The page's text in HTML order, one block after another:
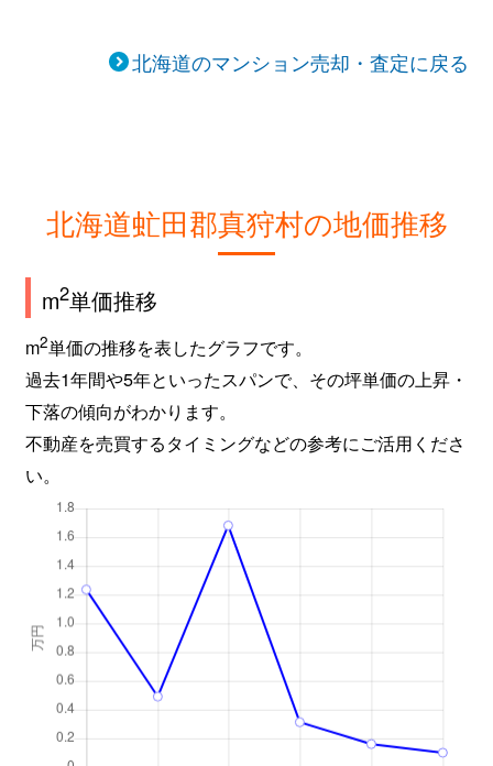
北海道のマンション売却・査定に戻る
北海道虻田郡真狩村の地価推移
m2単価推移
m2単価の推移を表したグラフです。
過去1年間や5年といったスパンで、その坪単価の上昇・
下落の傾向がわかります。
不動産を売買するタイミングなどの参考にご活用くださ
い。